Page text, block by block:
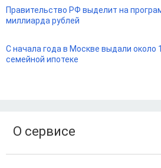
Правительство РФ выделит на
миллиарда рублей
С начала года в Москве выдали около
семейной ипотеке
О сервисе